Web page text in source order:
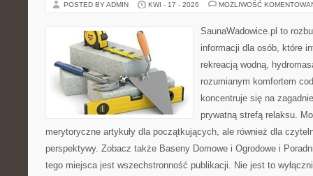
POSTED BY ADMIN KWI - 17 - 2026 MOŻLIWOŚĆ
SaunaWadowice.pl to
informacji dla osób, które
rekreacją wodną,
rozumianym komfortem
koncentruje się na
prywatną strefą relaksu.
merytoryczne artykuły dla początkujących, ale również dla
perspektywy. Zobacz także Baseny Domowe i Ogrodowe i
tego miejsca jest wszechstronność publikacji. Nie jest to